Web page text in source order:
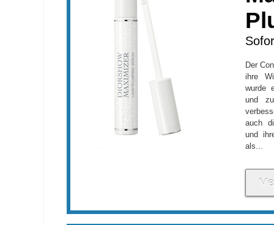
Der
ihre
wurde
und
auch
und
als...